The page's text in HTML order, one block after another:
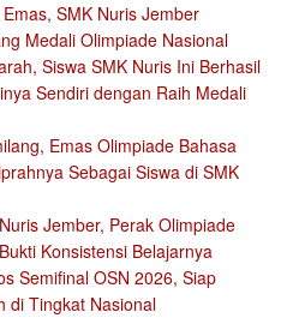
SMK Nuris Jember
Medali Olimpiade Nasional
Siswa SMK Nuris Ini Berhasil
Sendiri dengan Raih Medali
Emas Olimpiade Bahasa
Sebagai Siswa di SMK
Jember, Perak Olimpiade
Konsistensi Belajarnya
Semifinal OSN 2026, Siap
di Tingkat Nasional